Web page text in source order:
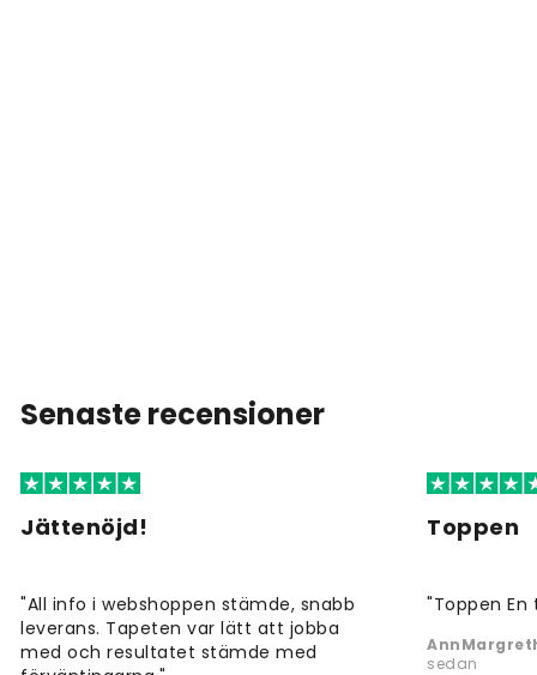
Senaste recensioner
Jättenöjd!
"All info i webshoppen stämde, snabb
leverans. Tapeten var lätt att jobba
med och resultatet stämde med
Toppen
"Toppen
sedan